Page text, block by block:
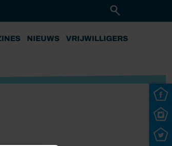
NIEUWS VRIJWILLIGERS